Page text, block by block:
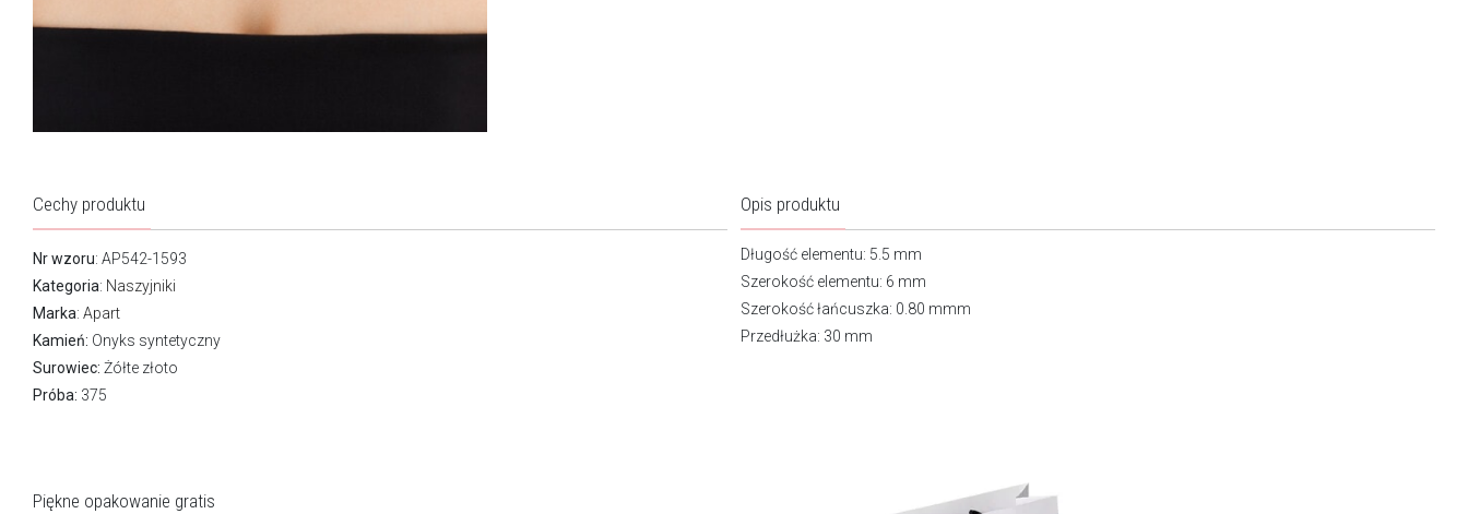
Cechy produktu
Nr wzoru: AP542-1593
Kategoria: Naszyjniki
Marka: Apart
Kamień: Onyks syntetyczny
Surowiec: Żółte złoto
Próba: 375
Opis produktu
Długość elementu: 5.5 mm
Szerokość elementu: 6 mm
Szerokość łańcuszka: 0.80 mmm
Przedłużka: 30 mm
Piękne opakowanie gratis